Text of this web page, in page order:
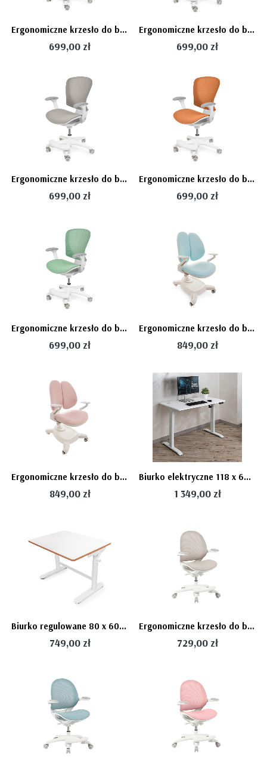
Ergonomiczne krzesło do biurka dla chłopca niebieskie XD SPC fotel z siateczką regulowany
699,00 zł
Ergonomiczne krzesło do biurka dla dziecka morskie XD SPC fotel obrotowy z podłokietnikami i podnóżkiem
699,00 zł
Ergonomiczne krzesło do biurka dla dziecka beżowe XD SPC fotel z siateczką, podłokietnikami i podnóżkiem
699,00 zł
Ergonomiczne krzesło do biurka dla dziecka pomarańczowe XD SPC fotel z siateczką, podłokietnikami i podnóżkiem
699,00 zł
Ergonomiczne krzesło do biurka dla dziecka zielone XD SPC fotel z siateczką z regulacją
699,00 zł
Ergonomiczne krzesło do biurka dla chłopca niebieskie XD SPC-XD01A
849,00 zł
Ergonomiczne krzesło do biurka dla dziewczynki różowe XD SPC-XD01P
849,00 zł
Biurko elektryczne 118 x 60 cm Moris Eco - białe regulowane biurko z wysokim blatem
1 349,00 zł
Biurko regulowane 80 x 60 cm - białe biurko dla dziecka z regulowanym blatem
749,00 zł
Ergonomiczne krzesło do biurka dla dziecka beżowe XD 03 fotel z siateczką, podłokietnikami i podnóżkiem kremowe
729,00 zł